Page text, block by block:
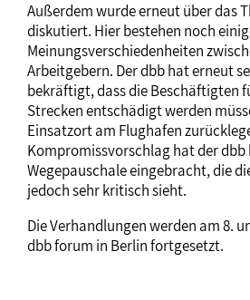
Außerdem wurde erneut über das
diskutiert. Hier bestehen noch
Meinungsverschiedenheiten
Arbeitgebern. Der dbb hat erneut
bekräftigt, dass die Beschäftigten
Strecken entschädigt werden
Einsatzort am Flughafen
Kompromissvorschlag hat der dbb
Wegepauschale eingebracht, die
jedoch sehr kritisch sieht.
Die Verhandlungen werden am 8.
dbb forum in Berlin fortgesetzt.